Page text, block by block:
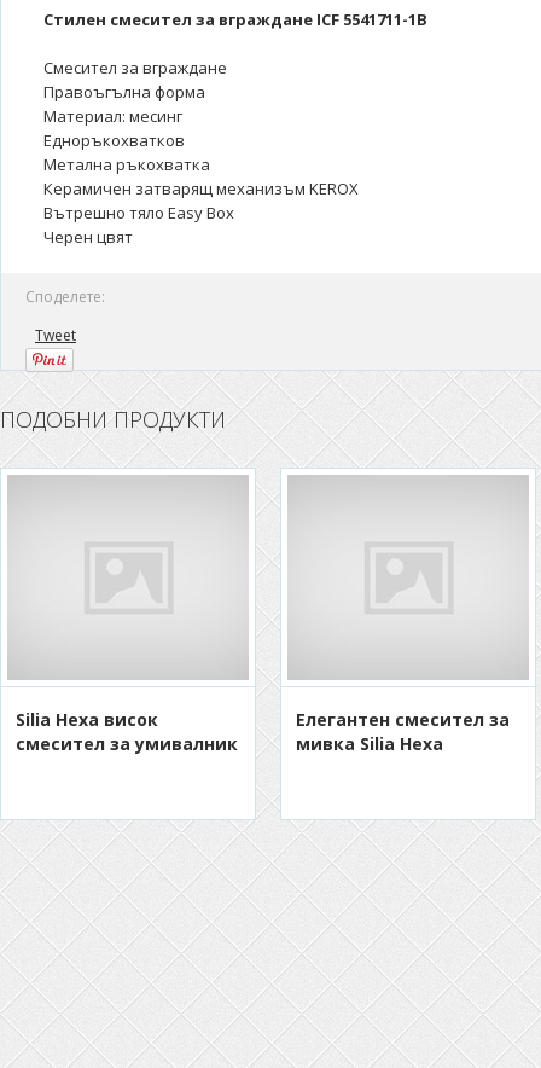
Стилен смесител за вграждане ICF 5541711-1B
Смесител за вграждане
Правоъгълна форма
Материал: месинг
Едноръкохватков
Метална ръкохватка
Керамичен затварящ механизъм KEROX
Вътрешно тяло Easy Box
Черен цвят
Споделете:
Tweet
ПОДОБНИ ПРОДУКТИ
Silia Hexa висок
смесител за умивалник
Eлегантен смесител за
мивка Silia Hexa